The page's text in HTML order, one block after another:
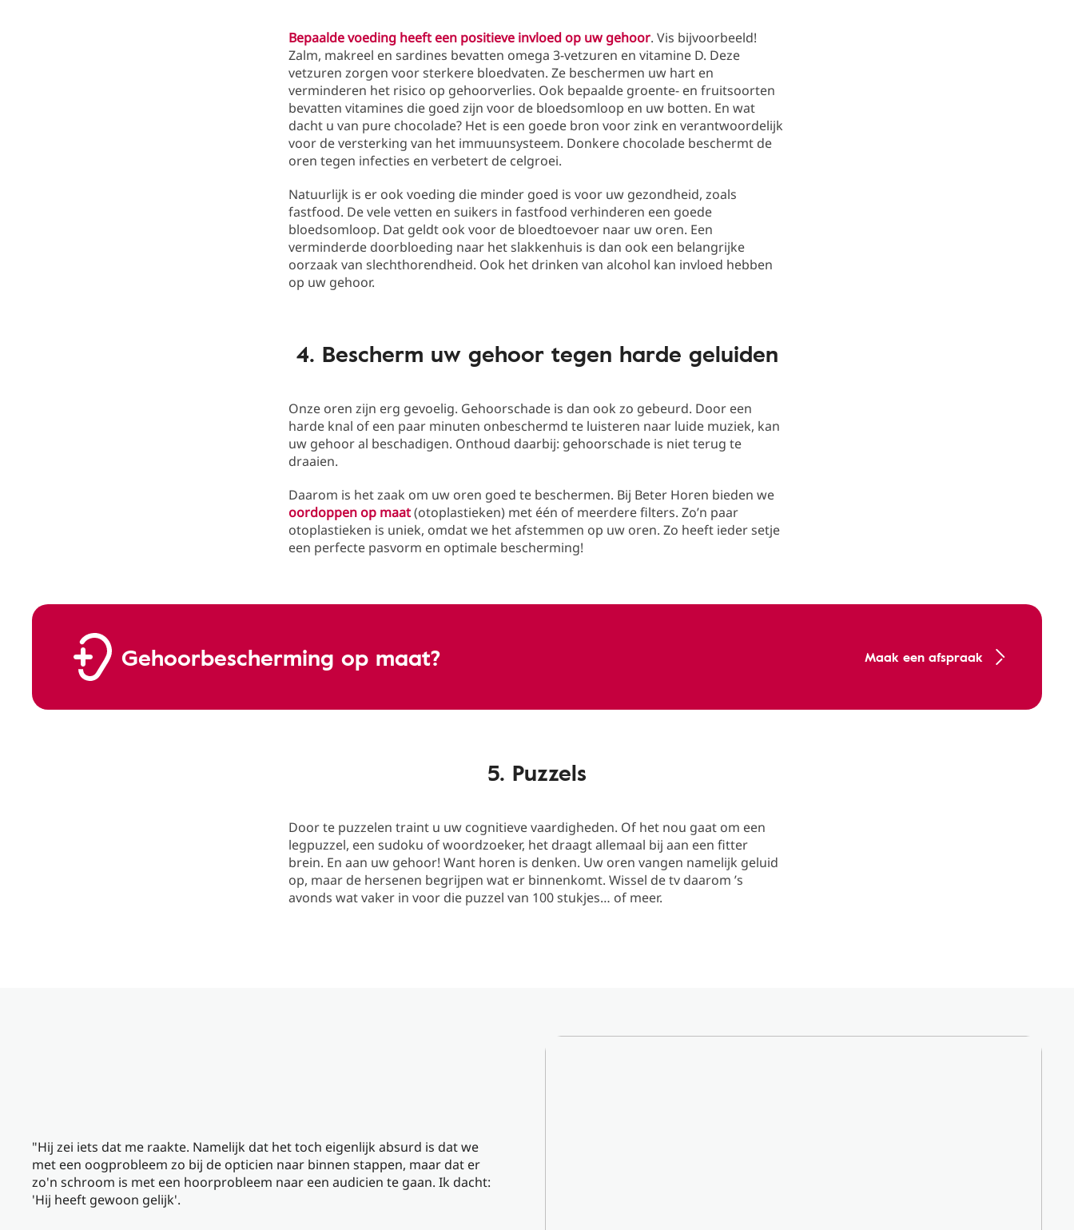
Bepaalde voeding heeft een positieve invloed op uw gehoor. Vis bijvoorbeeld!
Zalm, makreel en sardines bevatten omega 3-vetzuren en vitamine D. Deze
vetzuren zorgen voor sterkere bloedvaten. Ze beschermen uw hart en
verminderen het risico op gehoorverlies. Ook bepaalde groente- en fruitsoorten
bevatten vitamines die goed zijn voor de bloedsomloop en uw botten. En wat
dacht u van pure chocolade? Het is een goede bron voor zink en verantwoordelijk
voor de versterking van het immuunsysteem. Donkere chocolade beschermt de
oren tegen infecties en verbetert de celgroei.
Natuurlijk is er ook voeding die minder goed is voor uw gezondheid, zoals
fastfood. De vele vetten en suikers in fastfood verhinderen een goede
bloedsomloop. Dat geldt ook voor de bloedtoevoer naar uw oren. Een
verminderde doorbloeding naar het slakkenhuis is dan ook een belangrijke
oorzaak van slechthorendheid. Ook het drinken van alcohol kan invloed hebben
op uw gehoor.
4. Bescherm uw gehoor tegen harde geluiden
Onze oren zijn erg gevoelig. Gehoorschade is dan ook zo gebeurd. Door een
harde knal of een paar minuten onbeschermd te luisteren naar luide muziek, kan
uw gehoor al beschadigen. Onthoud daarbij: gehoorschade is niet terug te
draaien.
Daarom is het zaak om uw oren goed te beschermen. Bij Beter Horen bieden we
oordoppen op maat(otoplastieken) met één of meerdere filters. Zo’n paar
otoplastieken is uniek, omdat we het afstemmen op uw oren. Zo heeft ieder setje
een perfecte pasvorm en optimale bescherming!
Gehoorbescherming op maat? Maak een afspraak
5. Puzzels
Door te puzzelen traint u uw cognitieve vaardigheden. Of het nou gaat om een
legpuzzel, een sudoku of woordzoeker, het draagt allemaal bij aan een fitter
brein. En aan uw gehoor! Want horen is denken. Uw oren vangen namelijk geluid
op, maar de hersenen begrijpen wat er binnenkomt. Wissel de tv daarom ’s
avonds wat vaker in voor die puzzel van 100 stukjes… of meer.
"Hij zei iets dat me raakte. Namelijk dat het toch eigenlijk absurd is dat we
met een oogprobleem zo bij de opticien naar binnen stappen, maar dat er
zo'n schroom is met een hoorprobleem naar een audicien te gaan. Ik dacht:
'Hij heeft gewoon gelijk'.